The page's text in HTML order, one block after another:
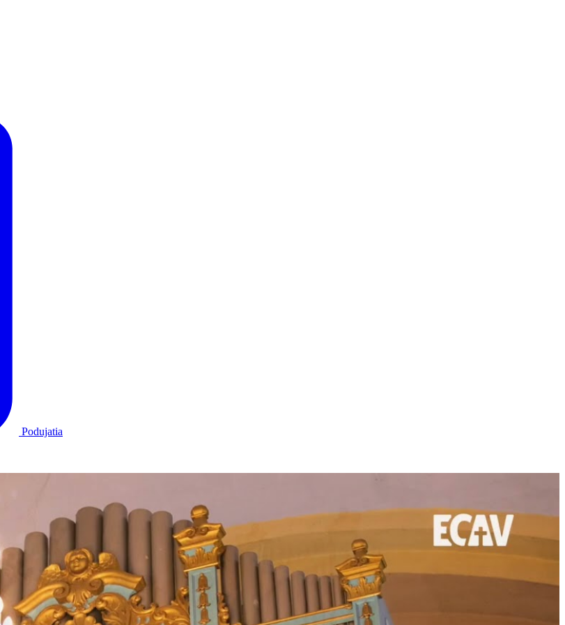
Podujatia